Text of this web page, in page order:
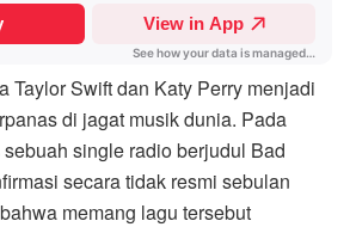
Taylor Swift dan Katy Perry menjadi
di jagat musik dunia. Pada
single radio berjudul Bad
secara tidak resmi sebulan
memang lagu tersebut